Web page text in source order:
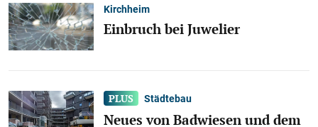
Kirchheim
Einbruch bei Juwelier
Städtebau
Neues von Badwiesen und dem